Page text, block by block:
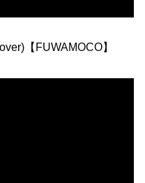
【FUWAMOCO】